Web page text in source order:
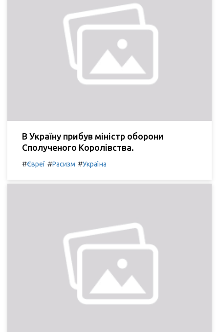
В Україну прибув міністр оборони
Сполученого Королівства.
#Євреї #Расизм #Україна